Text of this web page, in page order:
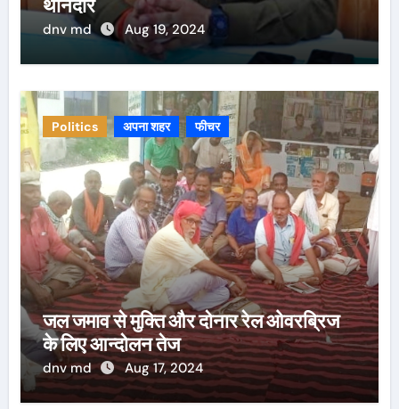
थानेदार
dnv md Aug 19, 2024
Politics अपना शहर फीचर
जल जमाव से मुक्ति और दोनार रेल ओवरब्रिज
के लिए आन्दोलन तेज
dnv md Aug 17, 2024